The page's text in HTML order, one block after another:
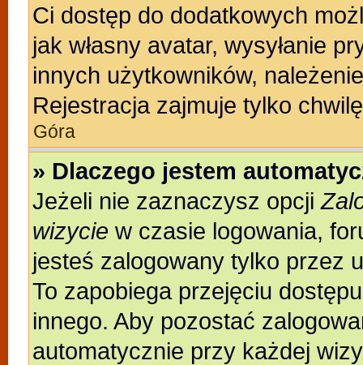
Ci dostęp do dodatkowych
jak własny avatar, wysyłanie
innych użytkowników,
Rejestracja zajmuje tylko
Góra
» Dlaczego jestem
Jeżeli nie zaznaczysz opcji
wizycie w czasie logowania,
jesteś zalogowany tylko przez
To zapobiega przejęciu
innego. Aby pozostać
automatycznie przy każdej